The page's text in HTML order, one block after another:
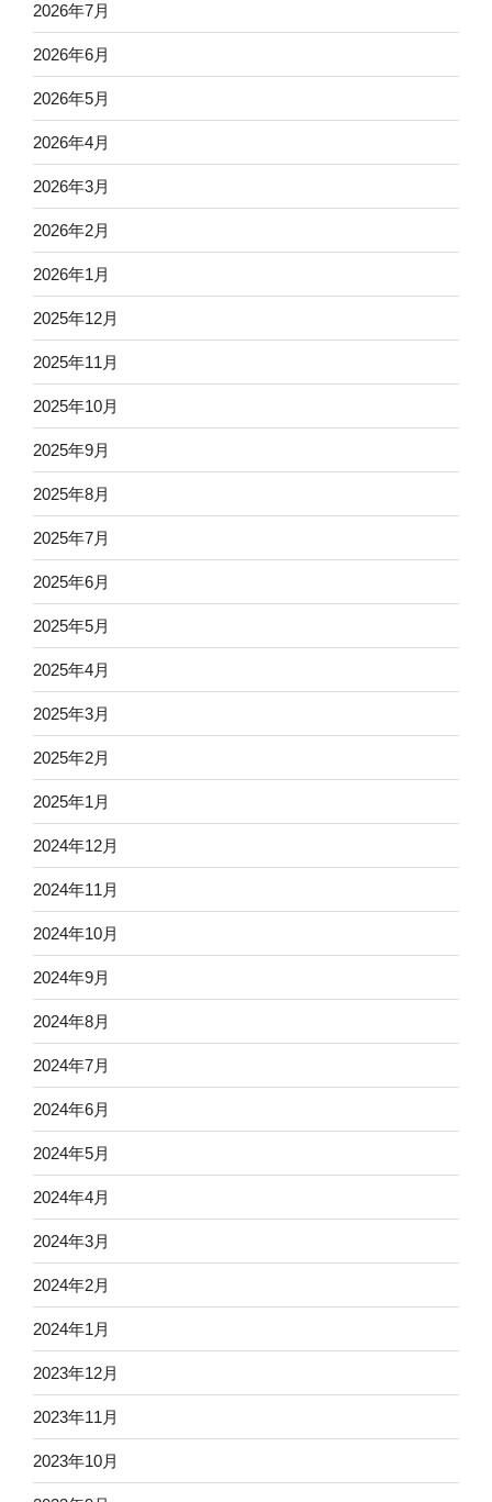
2026年7月
2026年6月
2026年5月
2026年4月
2026年3月
2026年2月
2026年1月
2025年12月
2025年11月
2025年10月
2025年9月
2025年8月
2025年7月
2025年6月
2025年5月
2025年4月
2025年3月
2025年2月
2025年1月
2024年12月
2024年11月
2024年10月
2024年9月
2024年8月
2024年7月
2024年6月
2024年5月
2024年4月
2024年3月
2024年2月
2024年1月
2023年12月
2023年11月
2023年10月